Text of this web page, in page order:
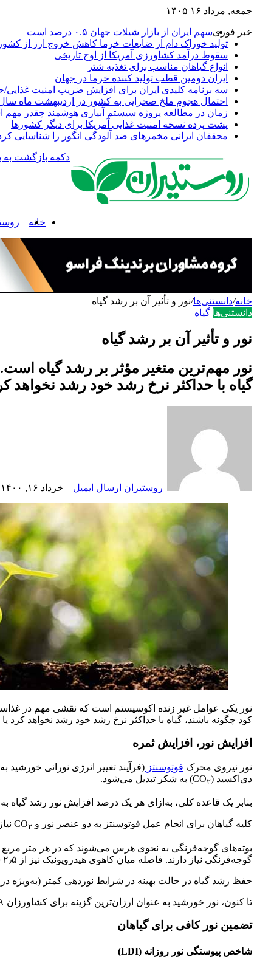
جمعه, مرداد ۱۶ ۱۴۰۵
خبر فوریسهم ایران از بازار شیلات جهان ۰.۵ درصد است
تولید خوراک دام از ضایعات خرما کاهش خروج ارز از کشور
سقوط درآمد کشاورزی آمریکا از اوج تاریخی
انواع گیاهان مناسب برای تغذیه شتر
ایران دومین قطب تولید کننده خرما در جهان
سه برنامه کلیدی ایران برای افزایش ضریب امنیت
احتمال هجوم ملخ صحرایی به کشور در اردیبهشت ماه سال
زمان در مطالعه پروژه سیستم آبیاری هوشمند چقدر
پشت پرده نسخه امنیت غذایی آمریکا برای دیگر کشورها
محققان ایرانی مخمرهای ضد آلودگی انگور را شناسایی
خانه
خانه/دانستنی‌ها/نور و تأثیر آن بر رشد گیاه
دانستنی‌ها گياه
نور و تأثیر آن بر رشد گیاه
نور مهم‌ترین متغیر مؤثر بر رشد گیاه است.
گیاه با حداکثر نرخ رشد خود رشد نخواهد
روستیران ارسال ایمیل خرداد ۱۶, ۱۴۰۰
نور یکی عوامل غیر زنده اکوسیستم است که نقشی مهم در
کود چگونه باشند، گیاه با حداکثر نرخ رشد خود رشد نخواهد کرد
افزایش نور، افزایش ثمره
نور نیروی محرک فوتوسنتز (فرآیند تغییر انرژی نورانی
دی‌اکسید (CO۲ ) به شکر تبدیل می‌شود.
بنابر یک قاعده کلی، به‌ازای هر یک درصد افزایش نور رشد گیاه
کلیه گیاهان برای انجام عمل فوتوسنتز به دو عنصر نور و CO ۲
گوجه‌فرنگی نیاز دارند. فاصله میان کاهوی هیدروپونیک نیز از ۲٫۵ سانتی‌متر مربع برای کاهوهای بی‌دانه در مرحله رشد اولیه تا ۱۵ سانتی‌متر مربع در مرحله رشد نهایی متغیر است.
حفظ رشد گیاه در حالت بهینه در شرایط نوردهی کمتر
تا کنون، نور خورشید به عنوان ارزان‌ترین گزینه برای کشاورزان SA مطرح بوده است که می‌بایست با بیشترین شدت و کمترین سایه ممکن از آن استفاده کنیم.
تضمین نور کافی برای گیاهان
شاخص پیوستگی نور روزانه (LDI)
دکمه بازگشت به